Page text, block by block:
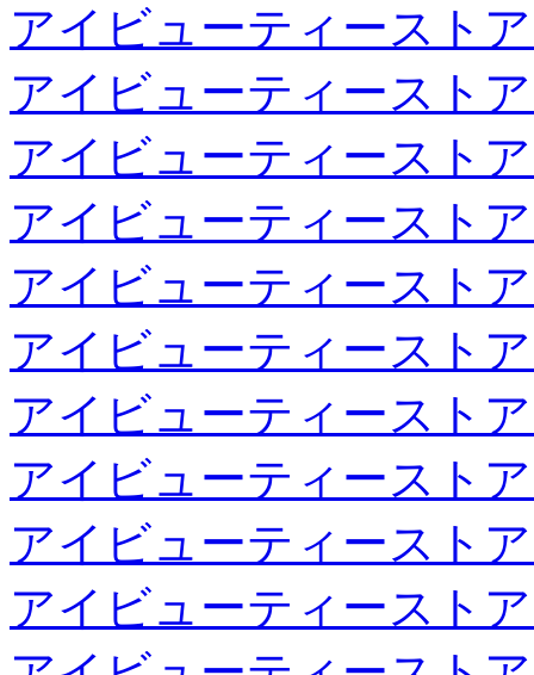
アイビューティースト
アイビューティースト
アイビューティースト
アイビューティースト
アイビューティースト
アイビューティースト
アイビューティースト
アイビューティースト
アイビューティースト
アイビューティースト